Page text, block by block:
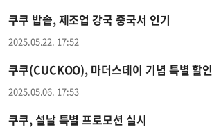
쿠쿠 밥솥, 제조업 강국 중국서 인기
2025.05.22. 17:52
쿠쿠(CUCKOO), 마더스데이 기념 특별 할인
2025.05.06. 17:53
쿠쿠, 설날 특별 프로모션 실시